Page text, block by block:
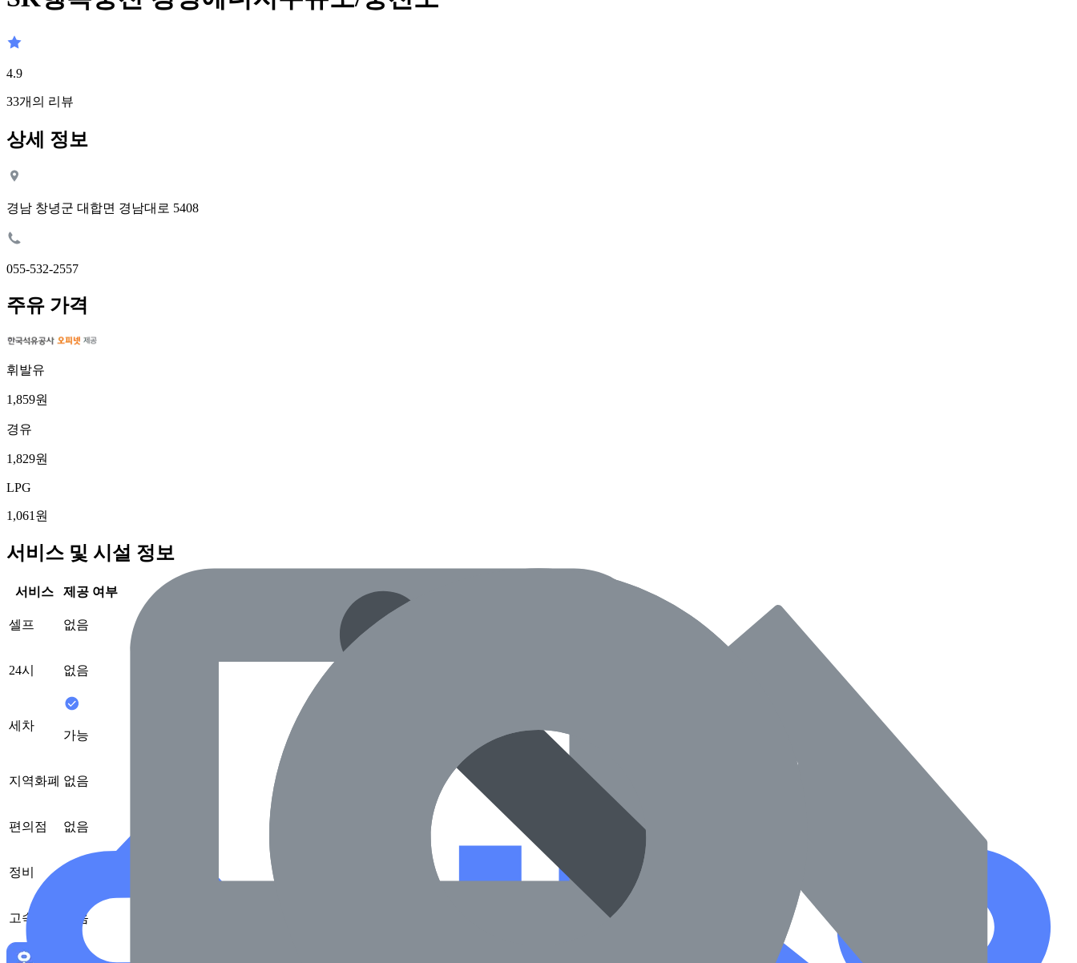
4.9
33개의 리뷰
상세 정보
경남 창녕군 대합면 경남대로 5408
055-532-2557
주유 가격
휘발유
1,859원
경유
1,829원
LPG
1,061원
서비스 및 시설 정보
서비스 제공 여부
셀프 없음
24시 없음
세차
가능
지역화폐 없음
편의점 없음
정비
고속도로 없음